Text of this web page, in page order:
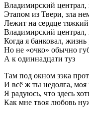
Владимирский централ,
Этапом из Твери, зла
Лежит на сердце тяжкий
Владимирский централ,
Когда я банковал, жизнь
Но не «очко» обычно
А к одиннадцати туз
Там под окном зэка
И всё ж ты недолга, моя
Я радуюсь, что здесь
Как мне твоя любовь